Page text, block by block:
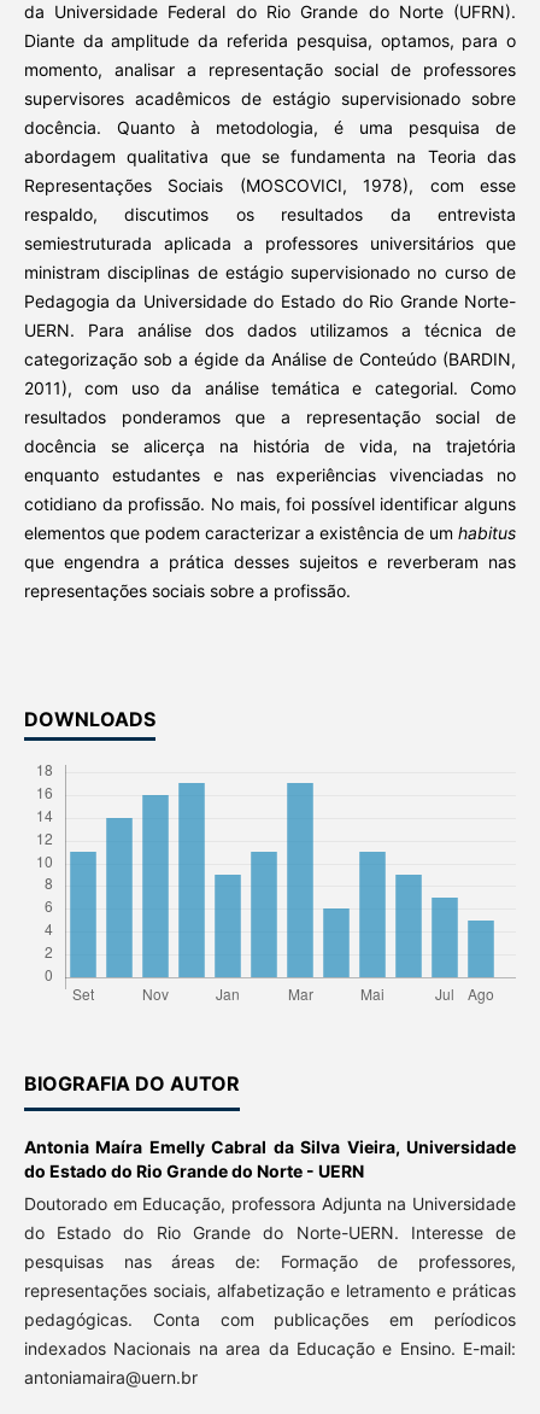
da Universidade Federal do Rio Grande do Norte (UFRN).
Diante da amplitude da referida pesquisa, optamos, para o
momento, analisar a representação social de professores
supervisores acadêmicos de estágio supervisionado sobre
docência. Quanto à metodologia, é uma pesquisa de
abordagem qualitativa que se fundamenta na Teoria das
Representações Sociais (MOSCOVICI, 1978), com esse
respaldo, discutimos os resultados da entrevista
semiestruturada aplicada a professores universitários que
ministram disciplinas de estágio supervisionado no curso de
Pedagogia da Universidade do Estado do Rio Grande Norte-
UERN. Para análise dos dados utilizamos a técnica de
categorização sob a égide da Análise de Conteúdo (BARDIN,
2011), com uso da análise temática e categorial. Como
resultados ponderamos que a representação social de
docência se alicerça na história de vida, na trajetória
enquanto estudantes e nas experiências vivenciadas no
cotidiano da profissão. No mais, foi possível identificar alguns
elementos que podem caracterizar a existência de umhabitus
que engendra a prática desses sujeitos e reverberam nas
representações sociais sobre a profissão.
DOWNLOADS
BIOGRAFIA DO AUTOR
Antonia Maíra Emelly Cabral da Silva Vieira,Universidade
do Estado do Rio Grande do Norte - UERN
Doutorado em Educação, professora Adjunta na Universidade
do Estado do Rio Grande do Norte-UERN. Interesse de
pesquisas nas áreas de: Formação de professores,
representações sociais, alfabetização e letramento e práticas
pedagógicas. Conta com publicações em períodicos
indexados Nacionais na area da Educação e Ensino. E-mail:
antoniamaira@uern.br